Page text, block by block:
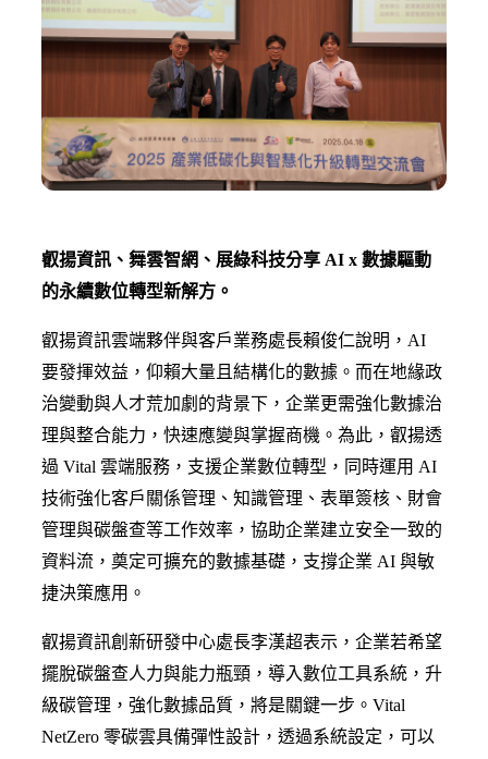
叡揚資訊、舞雲智網、展綠科技分享 AI x 數據驅動
的永續數位轉型新解方。
叡揚資訊雲端夥伴與客戶業務處長賴俊仁說明，AI
要發揮效益，仰賴大量且結構化的數據。而在地緣政
治變動與人才荒加劇的背景下，企業更需強化數據治
理與整合能力，快速應變與掌握商機。為此，叡揚透
過 Vital 雲端服務，支援企業數位轉型，同時運用 AI
技術強化客戶關係管理、知識管理、表單簽核、財會
管理與碳盤查等工作效率，協助企業建立安全一致的
資料流，奠定可擴充的數據基礎，支撐企業 AI 與敏
捷決策應用。
叡揚資訊創新研發中心處長李漢超表示，企業若希望
擺脫碳盤查人力與能力瓶頸，導入數位工具系統，升
級碳管理，強化數據品質，將是關鍵一步。Vital
NetZero 零碳雲具備彈性設計，透過系統設定，可以